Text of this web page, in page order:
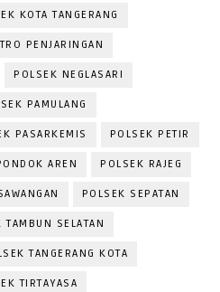
KOTA TANGERANG
PENJARINGAN
POLSEK NEGLASARI
PAMULANG
PASARKEMIS POLSEK PETIR
AREN POLSEK RAJEG
POLSEK SEPATAN
TAMBUN SELATAN
TANGERANG KOTA
TIRTAYASA